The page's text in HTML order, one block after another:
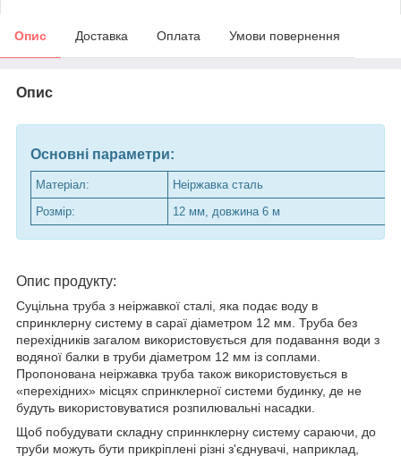
Опис Доставка Оплата Умови повернення
Опис
Основні параметри:
Матеріал:
Неіржавка сталь
Розмір:
12 мм, довжина 6 м
Опис продукту:
Суцільна труба з неіржавкої сталі, яка подає воду в
спринклерну систему в сараї діаметром 12 мм. Труба без
перехідників загалом використовується для подавання води з
водяної балки в труби діаметром 12 мм із соплами.
Пропонована неіржавка труба також використовується в
«перехідних» місцях спринклерної системи будинку, де не
будуть використовуватися розпилювальні насадки.
Щоб побудувати складну сприннклерну систему сараючи, до
труби можуть бути прикріплені різні з'єднувачі, наприклад,